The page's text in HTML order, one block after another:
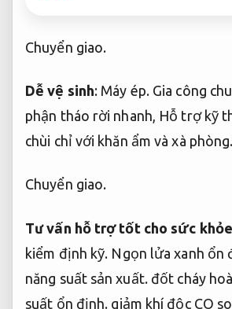
Chuyển giao.
Dễ vệ sinh: Máy ép. Gia công
phận tháo rời nhanh, Hỗ trợ kỹ
chùi chỉ với khăn ẩm và xà phòng.
Chuyển giao.
Tư vấn hỗ trợ tốt cho sức khỏe
kiểm định kỹ. Ngọn lửa xanh ổn
năng suất sản xuất. đốt cháy
suất ổn định. giảm khí độc CO